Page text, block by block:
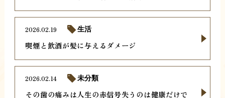
喫煙と飲酒が髪に与えるダメージ
2026.02.19 生活
その歯の痛みは人生の赤信号失うのは健康だけで
2026.02.14 未分類